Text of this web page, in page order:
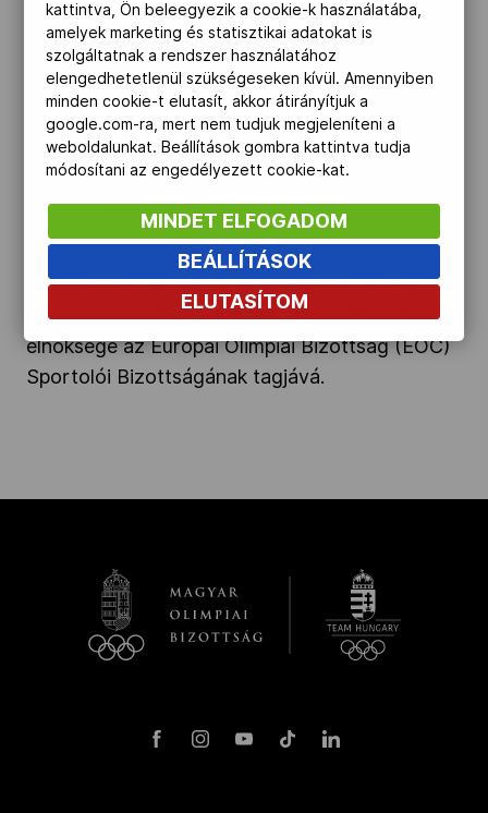
Társszervezetek
OVEP
Adatbank
Bizottságába" />
2023.09.26.
Varga Dénest javasolja a MOB elnöksége az
Európai Olimpiai Bizottság Sportolói
Bizottságába
A négyszeres olimpikon, olimpiai arany- és
bronzérmes, világbajnok vízilabdázó Varga
Dénest javasolja a Magyar Olimpiai Bizottság
elnöksége az Európai Olimpiai Bizottság (EOC)
Sportolói Bizottságának tagjává.
kattintva, Ön beleegyezik a cookie-k használatába,
amelyek marketing és statisztikai adatokat is
szolgáltatnak a rendszer használatához
elengedhetetlenül szükségeseken kívül. Amennyiben
minden cookie-t elutasít, akkor átirányítjuk a
google.com-ra, mert nem tudjuk megjeleníteni a
weboldalunkat. Beállítások gombra kattintva tudja
módosítani az engedélyezett cookie-kat.
MINDET ELFOGADOM
BEÁLLÍTÁSOK
ELUTASÍTOM